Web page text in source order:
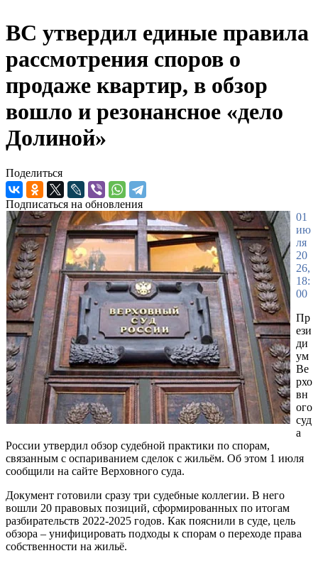
ВС утвердил единые правила
рассмотрения споров о
продаже квартир, в обзор
вошло и резонансное «дело
Долиной»
Поделиться
Подписаться на обновления
01
ию
ля
20
26,
18:
00
Пр
ези
ди
ум
Ве
рхо
вн
ого
суд
а
России утвердил обзор судебной практики по спорам,
связанным с оспариванием сделок с жильём. Об этом 1 июля
сообщили на сайте Верховного суда.
Документ готовили сразу три судебные коллегии. В него
вошли 20 правовых позиций, сформированных по итогам
разбирательств 2022-2025 годов. Как пояснили в суде, цель
обзора – унифицировать подходы к спорам о переходе права
собственности на жильё.